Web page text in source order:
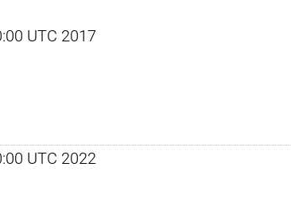
UTC 2017
UTC 2022